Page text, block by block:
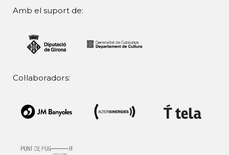
Amb el suport de:
Col·laboradors: